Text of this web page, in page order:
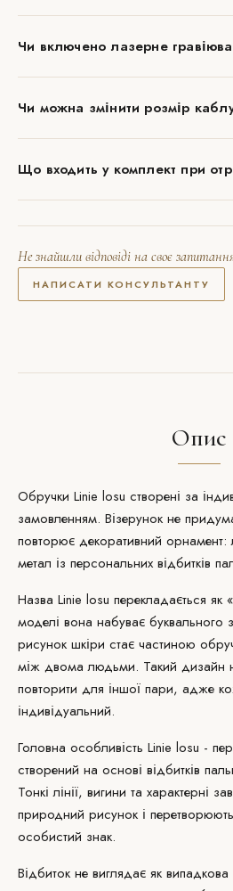
Чи включено лазерне
Чи можна змінити розмір
Що входить у комплект при
Не знайшли відповіді на своє
НАПИСАТИ КОНСУЛЬТАНТУ
Опис
Обручки Linie losu створені за
замовленням. Візерунок не
повторює декоративний орнамент:
метал із персональних відбитків
Назва Linie losu перекладається як
моделі вона набуває буквального
рисунок шкіри стає частиною
між двома людьми. Такий дизайн
повторити для іншої пари, адже
індивідуальний.
Головна особливість Linie losu -
створений на основі відбитків
Тонкі лінії, вигини та характерні
природний рисунок і
особистий знак.
Відбиток не виглядає як